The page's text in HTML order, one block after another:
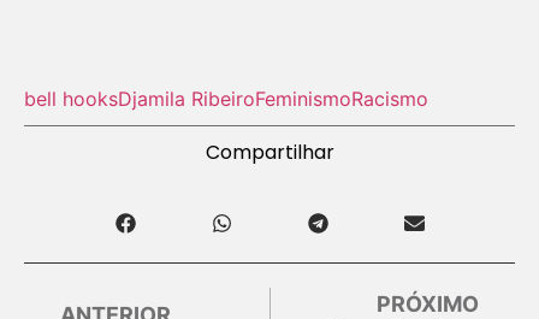
bell hooksDjamila RibeiroFeminismoRacismo
Compartilhar
PRÓXIMO